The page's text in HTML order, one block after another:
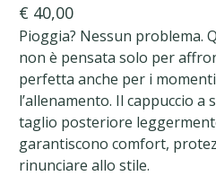
€ 40,00
Pioggia? Nessun problema.
non è pensata solo per
perfetta anche per i
l’allenamento. Il cappuccio
taglio posteriore
garantiscono comfort,
rinunciare allo stile.